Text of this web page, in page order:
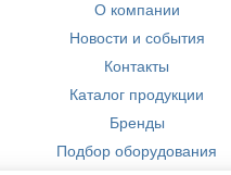
О компании
Новости и события
Контакты
Каталог продукции
Бренды
Подбор оборудования